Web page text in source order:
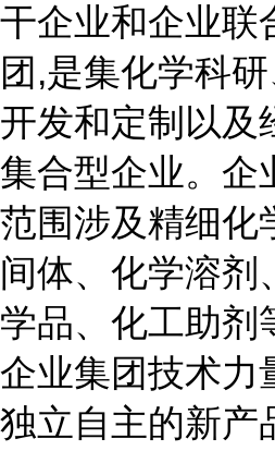
干企业和企业联
团,是集化学科
开发和定制以及
集合型企业。企
范围涉及精细化
间体、化学溶剂
学品、化工助剂
企业集团技术力
独立自主的新产